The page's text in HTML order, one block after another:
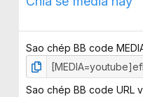
Sao chép BB code
Sao chép BB code URL